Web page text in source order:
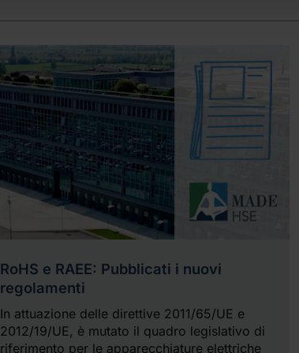
RoHS e RAEE: Pubblicati i nuovi
regolamenti
In attuazione delle direttive 2011/65/UE e
2012/19/UE, è mutato il quadro legislativo di
riferimento per le apparecchiature elettriche